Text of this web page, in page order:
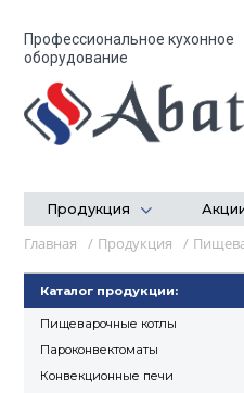
Профессиональное кухонное
оборудование
Продукция
Главная / Продукция /
Каталог продукции:
Пищеварочные котлы
Пароконвектоматы
Конвекционные печи